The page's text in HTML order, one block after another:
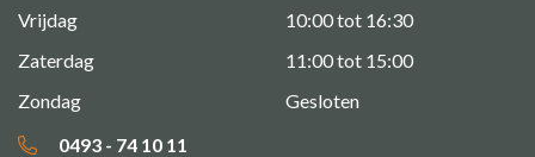
Vrijdag
10:00 tot 16:30
Zaterdag
11:00 tot 15:00
Zondag
Gesloten
0493 - 74 10 11